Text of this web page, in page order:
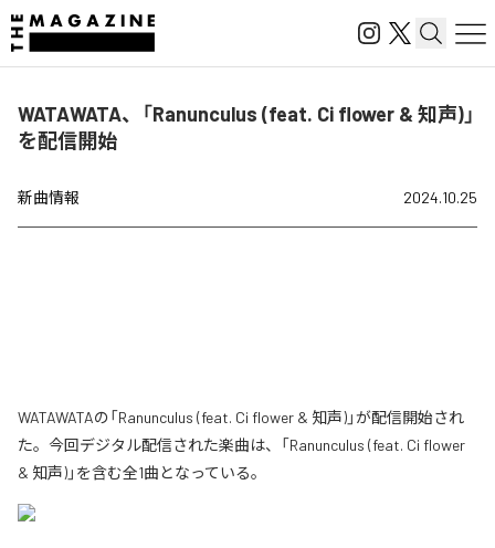
WATAWATA、「Ranunculus (feat. Ci flower & 知声)」
を配信開始
新曲情報 2024.10.25
WATAWATAの「Ranunculus (feat. Ci flower & 知声)」が配信開始され
た。今回デジタル配信された楽曲は、「Ranunculus (feat. Ci flower
& 知声)」を含む全1曲となっている。